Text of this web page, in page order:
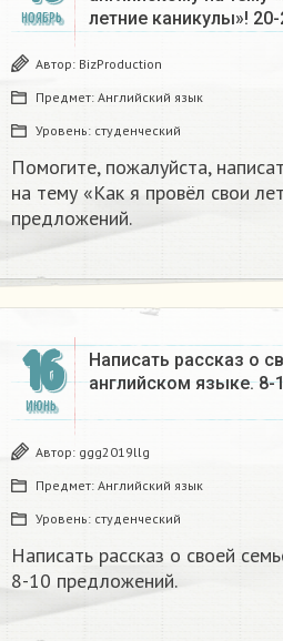
НОЯБРЬ
летние каникулы»!
Автор: BizProduction
Предмет: Английский язык
Уровень: студенческий
Помогите, пожалуйста,
на тему «Как я провёл свои
предложений. ​
16
ИЮНЬ
Написать рассказ о
английском языке.​
Автор: ggg2019llg
Предмет: Английский язык
Уровень: студенческий
Написать рассказ о своей
8-10 предложений.​